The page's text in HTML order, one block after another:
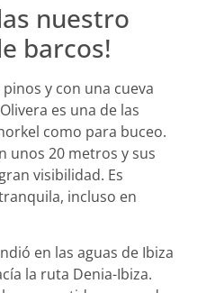
nuestro
barcos!
y con una cueva
es una de las
como para buceo.
unos 20 metros y sus
visibilidad. Es
incluso en
en las aguas de Ibiza
la ruta Denia-Ibiza.